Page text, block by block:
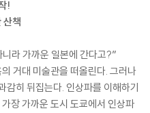
!
산책
라 가까운 일본에 간다고?”
거대 미술관을 떠올린다. 그러나
감히 뒤집는다. 인상파를 이해하기
장 가까운 도시 도쿄에서 인상파